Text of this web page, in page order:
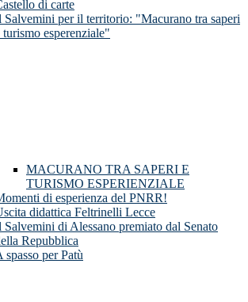
di carte
Salvemini per il territorio: "Macurano tra saperi
turismo esperenziale"
MACURANO TRA SAPERI E
TURISMO ESPERIENZIALE
di esperienza del PNRR!
didattica Feltrinelli Lecce
Salvemini di Alessano premiato dal Senato
Repubblica
spasso per Patù